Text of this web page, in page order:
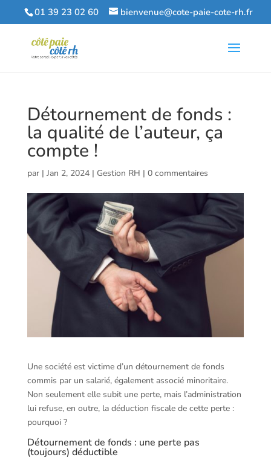
01 39 23 02 60 bienvenue@cote-paie-cote-rh.fr
Détournement de fonds :
la qualité de l’auteur, ça
compte !
par | Jan 2, 2024| Gestion RH | 0 commentaires
Une société est victime d’un détournement de fonds
commis par un salarié, également associé minoritaire.
Non seulement elle subit une perte, mais l’administration
lui refuse, en outre, la déduction fiscale de cette perte :
pourquoi ?
Détournement de fonds : une perte pas
(toujours) déductible